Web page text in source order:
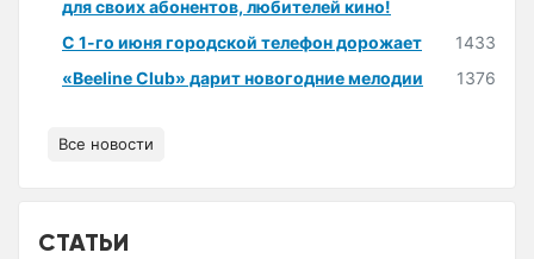
для своих абонентов, любителей кино!
С 1-го июня городской телефон дорожает
1433
«Beeline Club» дарит новогодние мелодии
1376
Все новости
СТАТЬИ